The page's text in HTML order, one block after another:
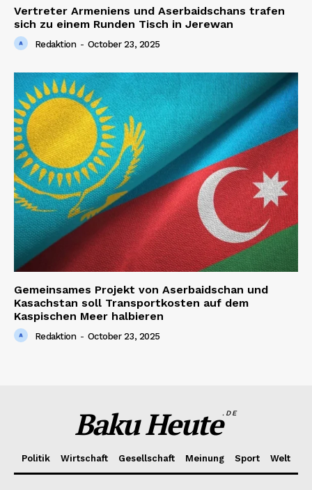
Vertreter Armeniens und Aserbaidschans trafen
sich zu einem Runden Tisch in Jerewan
Redaktion - October 23, 2025
Gemeinsames Projekt von Aserbaidschan und
Kasachstan soll Transportkosten auf dem
Kaspischen Meer halbieren
Redaktion - October 23, 2025
Baku Heute.DE
Politik Wirtschaft Gesellschaft Meinung Sport Welt